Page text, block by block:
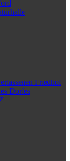
Friedhof
Dorfes